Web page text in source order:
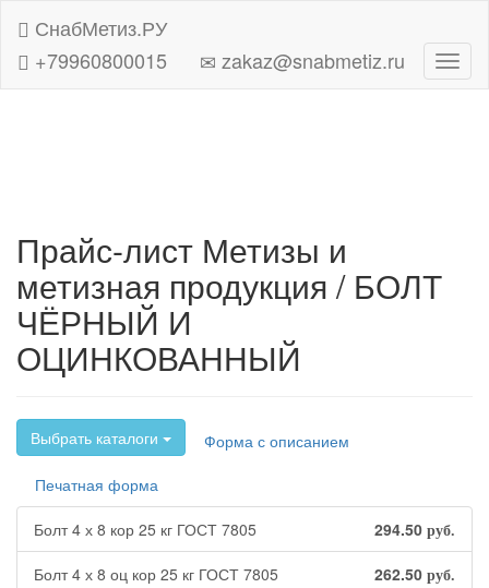
СнабМетиз.РУ
+79960800015
zakaz@snabmetiz.ru
Прайс-лист Метизы и
метизная продукция / БОЛТ
ЧЁРНЫЙ И
ОЦИНКОВАННЫЙ
Выбрать каталоги
Форма с описанием
Печатная форма
Болт 4 х 8 кор 25 кг ГОСТ 7805 294.50 руб.
Болт 4 х 8 оц кор 25 кг ГОСТ 7805 262.50 руб.